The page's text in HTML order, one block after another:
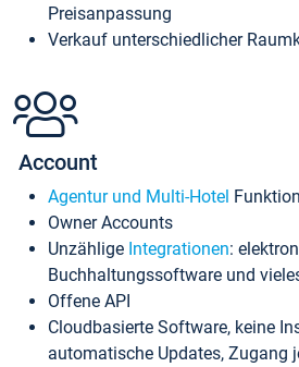
Preisanpassung
Verkauf unterschiedlicher
Account
Agentur und Multi-Hotel Funktion
Owner Accounts
Unzählige Integrationen:
Buchhaltungssoftware und
Offene API
Cloudbasierte Software, keine
automatische Updates, Zugang